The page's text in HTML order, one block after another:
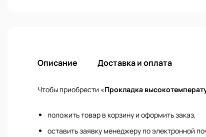
Описание Доставка и оплата
Чтобы приобрести «Прокладка
положить товар в корзину и оформить заказ,
оставить заявку менеджеру по электронной